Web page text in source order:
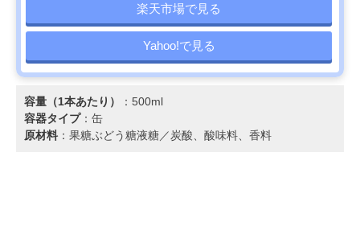
楽天市場で見る
Yahoo!で見る
容量（1本あたり）
：500ml
容器タイプ：缶
原材料 ：果糖ぶどう糖液糖／炭酸、酸味料、香料